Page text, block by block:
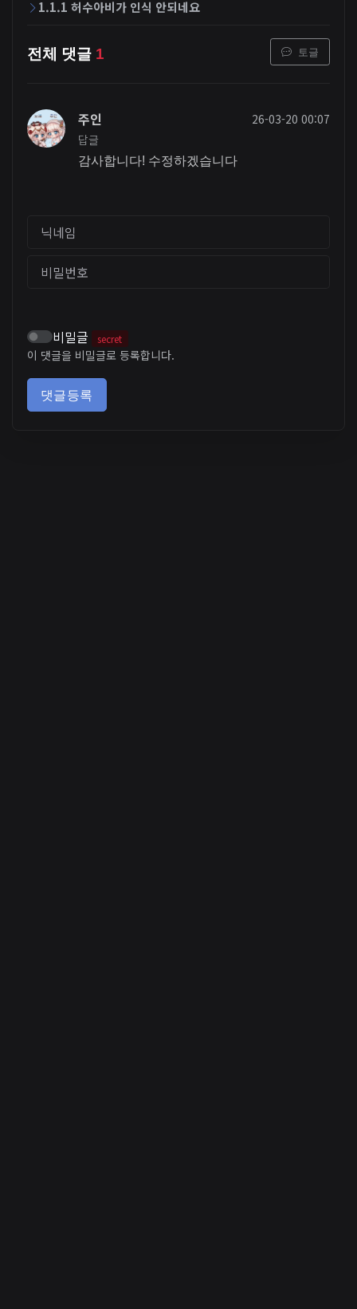
1.1.1 허수아비가 인식 안되네요
전체 댓글 1 토글
주인
26-03-20 00:07
답글
감사합니다! 수정하겠습니다
닉네임
비밀번호
비밀글 secret
이 댓글을 비밀글로 등록합니다.
댓글등록